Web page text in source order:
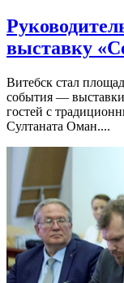
выставку
Витебск стал
события —
гостей с
Султаната Оман....